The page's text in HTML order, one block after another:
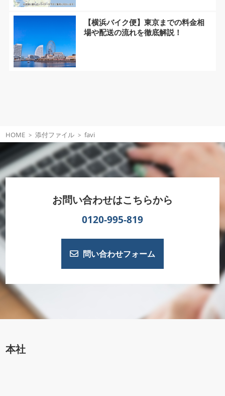
【横浜バイク便】東京までの料金相
場や配送の流れを徹底解説！
HOME 添付ファイル favi
お問い合わせはこちらから
0120-995-819
問い合わせフォーム
本社